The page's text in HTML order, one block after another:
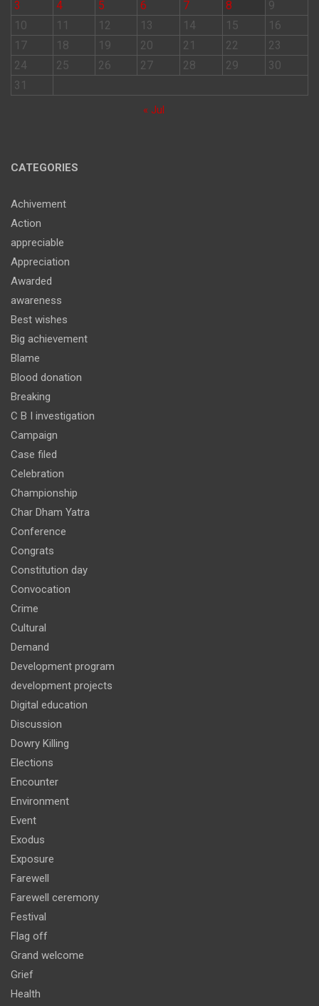
3 4 5 6 7 8
9
10
11 12 13 14 15
16
17
18 19 20 21 22
23
24
25 26 27 28 29
30
31
« Jul
CATEGORIES
Achivement
Action
appreciable
Appreciation
Awarded
awareness
Best wishes
Big achievement
Blame
Blood donation
Breaking
C B I investigation
Campaign
Case filed
Celebration
Championship
Char Dham Yatra
Conference
Congrats
Constitution day
Convocation
Crime
Cultural
Demand
Development program
development projects
Digital education
Discussion
Dowry Killing
Elections
Encounter
Environment
Event
Exodus
Exposure
Farewell
Farewell ceremony
Festival
Flag off
Grand welcome
Grief
Health